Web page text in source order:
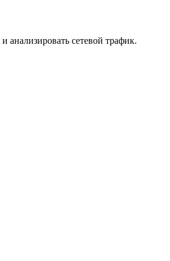
анализировать сетевой трафик.